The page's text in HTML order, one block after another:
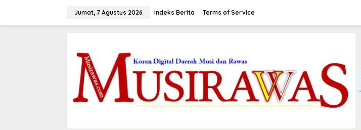
Jumat, 7 Agustus 2026 Indeks Berita Terms of Service